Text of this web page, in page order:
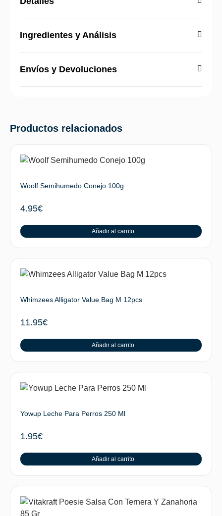
Ingredientes y Análisis
Envíos y Devoluciones
Productos relacionados
Woolf Semihumedo Conejo 100g
4.95€
Añadir al carrito
Whimzees Alligator Value Bag M 12pcs
11.95€
Añadir al carrito
Yowup Leche Para Perros 250 Ml
1.95€
Añadir al carrito